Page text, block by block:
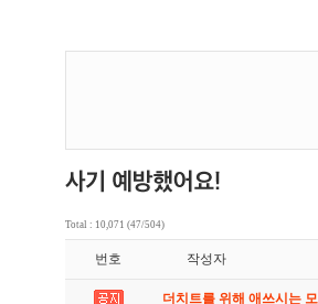
Total : 10,071 (47/504)
번호 작성자
더치트를 위해 애쓰시는